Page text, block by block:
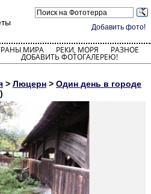
Добавить фото!
МИРА РЕКИ, МОРЯ РАЗНОЕ
ДОБАВИТЬ ФОТОГАЛЕРЕЮ!
> Люцерн > Один день в городе